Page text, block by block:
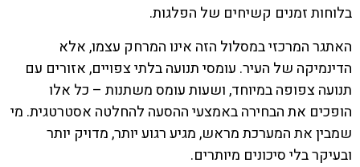
בלוחות זמנים קשיחים של הפלגות.
האתגר המרכזי במסלול הזה אינו המרחק עצמו, אלא
הדינמיקה של העיר. עומסי תנועה בלתי צפויים, אזורים עם
תנועה צפופה במיוחד, ושעות עומס משתנות – כל אלו
הופכים את הבחירה באמצעי ההסעה להחלטה אסטרטגית. מי
שמבין את המערכת מראש, מגיע רגוע יותר, מדויק יותר
ובעיקר בלי סיכונים מיותרים.